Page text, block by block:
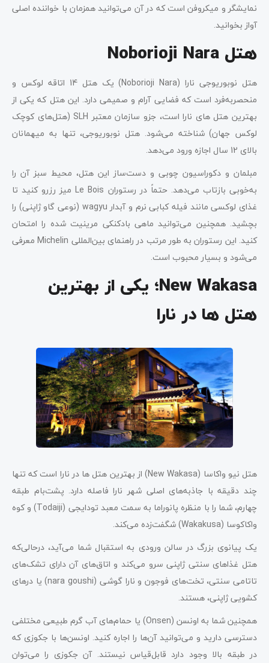
نمایشگر و میکروفن است که در آن می‌توانید همزمان با خواننده اصلی
آواز بخوانید.
هتل Noborioji Nara
هتل نوبوریوجی نارا (Noborioji Nara) یک هتل 14 اتاقه لوکس و
منحصر‌به‌فرد است که فضایی آرام و صمیمی دارد. این هتل که یکی از
بهترین هتل ‌های نارا است، جزو سازمان معتبر SLH (هتل‌های کوچک
لوکس جهان) شناخته می‌شود. هتل نوبوریوجی، تنها به میهمانان
بالای 12 سال اجازه ورود می‌دهد.
مبلمان و دکوراسیون چوبی و دست‌ساز این هتل، محیط سبز آن را
به‌خوبی بازتاب می‌دهد. حتماً در رستوران Le Bois میز رزرو کنید تا
غذای لوکسی مانند فیله کبابی نرم و آبدار wagyu (نوعی گاو ژاپنی) را
بچشید. همچنین می‌توانید ماهی بادکنکی مرینیت شده را امتحان
کنید. این رستوران به طور مرتب در راهنمای بین‌المللی Michelin معرفی
می‌شود و بسیار محبوب است.
New Wakasa؛ یکی از بهترین
هتل ها در نارا
هتل نیو واکاسا (New Wakasa) از بهترین هتل ها در نارا است که تنها
چند دقیقه با جاذبه‌های اصلی شهر نارا فاصله دارد. پشت‌بام طبقه
چهارم، شما را با منظره پانوراما به سمت معبد تودایجی (Todaiji) و کوه
واکاکوسا (Wakakusa) شگفت‌زده می‌کند.
یک پیانوی بزرگ در سالن ورودی به استقبال شما می‌آید، درحالی‌که
هتل غذاهای سنتی ژاپنی سرو می‌کند و اتاق‌های آن دارای تشک‌های
تاتامی سنتی، تخت‌های فوجون و نارا گوشی (nara goushi) یا درهای
کشویی ژاپنی، هستند.
همچنین شما به اونسن‌‌ (Onsen) یا حمام‌‌های آب گرم طبیعی مختلفی
دسترسی دارید و می‌توانید آن‌ها را اجاره کنید. اونسن‌ها با جکوزی که
در طبقه بالا وجود دارد قابل‌قیاس نیستند. آن جکوزی را می‌توان